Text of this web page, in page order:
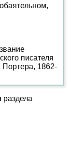
писателя
1862-
раздела